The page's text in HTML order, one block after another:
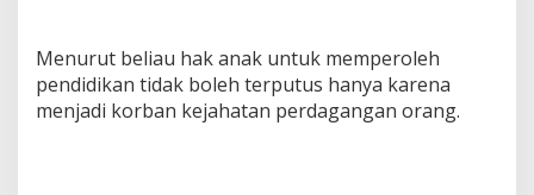
Menurut beliau hak anak untuk memperoleh
pendidikan tidak boleh terputus hanya karena
menjadi korban kejahatan perdagangan orang.